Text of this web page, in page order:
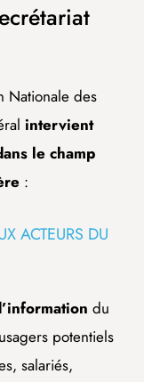
Nationale des
intervient
le champ
:
ACTEURS DU
du
potentiels
salariés,